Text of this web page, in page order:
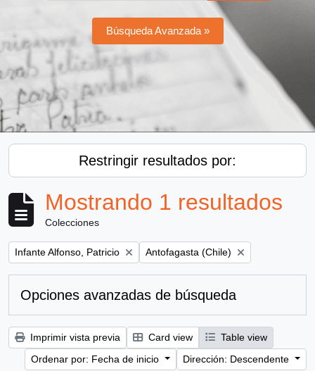
Búsqueda Avanzada »
Restringir resultados por:
Mostrando 1 resultados
Colecciones
Remove filter:
Infante Alfonso, Patricio Remove filter:
Antofagasta (Chile)
Opciones avanzadas de búsqueda
Imprimir vista previa Card view
Table view
Ordenar por: Fecha de inicio
Dirección: Descendente